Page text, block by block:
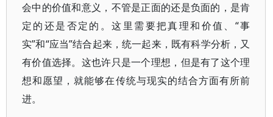
会中的价值和意义，不管是正面的还是负面的，是肯
定的还是否定的。这里需要把真理和价值、“事
实”和“应当”结合起来，统一起来，既有科学分析，又
有价值选择。这也许只是一个理想，但是有了这个理
想和愿望，就能够在传统与现实的结合方面有所前
进。